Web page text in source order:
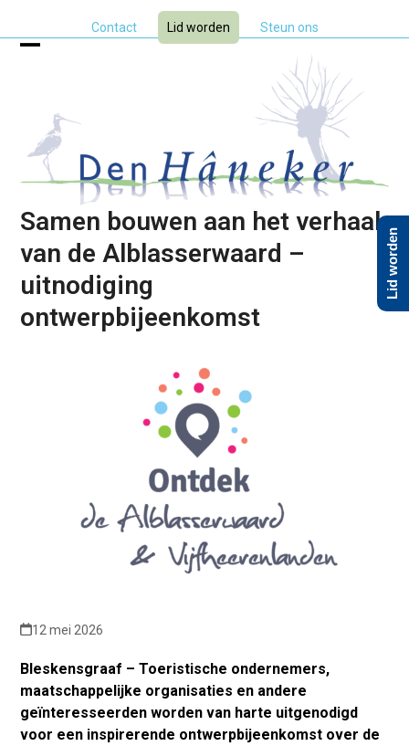
Contact Lid worden Steun ons
menu
menu
Samen bouwen aan het verhaal
van de Alblasserwaard –
uitnodiging
ontwerpbijeenkomst
12 mei 2026
Bleskensgraaf – Toeristische ondernemers,
maatschappelijke organisaties en andere
geïnteresseerden worden van harte uitgenodigd
voor een inspirerende ontwerpbijeenkomst over de
Lid worden